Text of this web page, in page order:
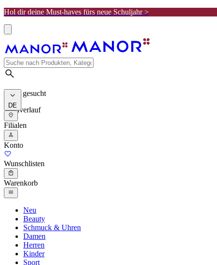
Hol dir deine Must-haves fürs neue Schuljahr >
Meist gesucht
Suchverlauf
DE
Filialen
Konto
Wunschlisten
Warenkorb
Neu
Beauty
Schmuck & Uhren
Damen
Herren
Kinder
Sport